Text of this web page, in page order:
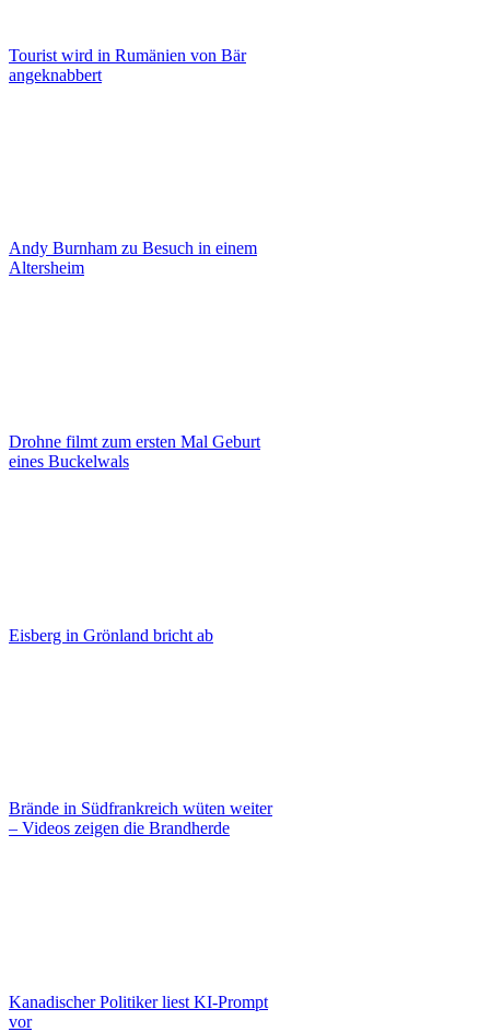
Tourist wird in Rumänien von Bär
angeknabbert
Andy Burnham zu Besuch in einem
Altersheim
Drohne filmt zum ersten Mal Geburt
eines Buckelwals
Eisberg in Grönland bricht ab
Brände in Südfrankreich wüten weiter
– Videos zeigen die Brandherde
Kanadischer Politiker liest KI-Prompt
vor